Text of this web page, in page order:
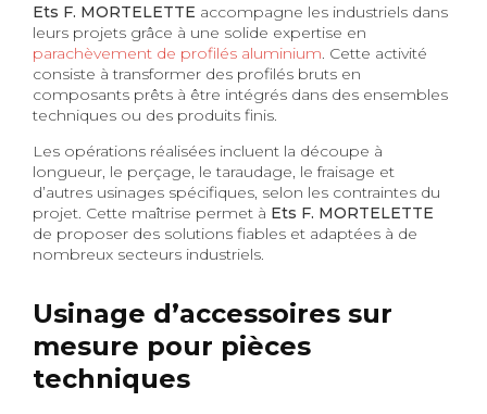
Ets F. MORTELETTE accompagne les industriels dans
leurs projets grâce à une solide expertise en
parachèvement de profilés aluminium. Cette activité
consiste à transformer des profilés bruts en
composants prêts à être intégrés dans des ensembles
techniques ou des produits finis.
Les opérations réalisées incluent la découpe à
longueur, le perçage, le taraudage, le fraisage et
d’autres usinages spécifiques, selon les contraintes du
projet. Cette maîtrise permet à Ets F. MORTELETTE
de proposer des solutions fiables et adaptées à de
nombreux secteurs industriels.
Usinage d’accessoires sur
mesure pour pièces
techniques